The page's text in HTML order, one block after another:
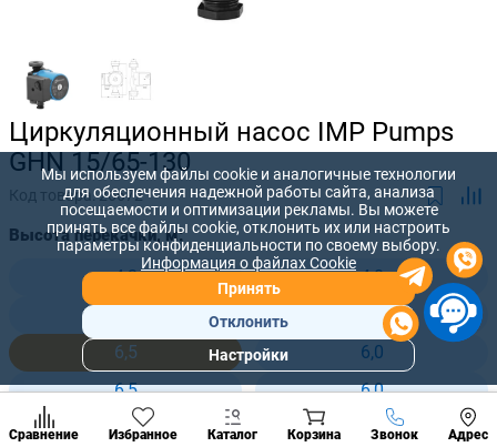
Циркуляционный насос IMP Pumps
GHN 15/65-130
Код товара:26672
Высота перекачки, м:
4,2
4,0
6,0
6,5
6,0
6,5
6,0
Сравнение Избранное Каталог Корзина Звонок Адрес
Позвонить
разделы
Мы используем файлы cookie и аналогичные технологии
для обеспечения надежной работы сайта, анализа
посещаемости и оптимизации рекламы. Вы можете
принять все файлы cookie, отклонить их или настроить
параметры конфиденциальности по своему выбору.
Информация о файлах Cookie
Принять
Отклонить
Настройки